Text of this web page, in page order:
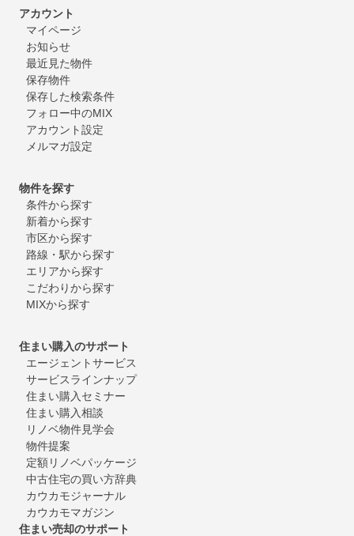
アカウント
マイページ
お知らせ
最近見た物件
保存物件
保存した検索条件
フォロー中のMIX
アカウント設定
メルマガ設定
物件を探す
条件から探す
新着から探す
市区から探す
路線・駅から探す
エリアから探す
こだわりから探す
MIXから探す
住まい購入のサポート
エージェントサービス
サービスラインナップ
住まい購入セミナー
住まい購入相談
リノベ物件見学会
物件提案
定額リノベパッケージ
中古住宅の買い方辞典
カウカモジャーナル
カウカモマガジン
住まい売却のサポート